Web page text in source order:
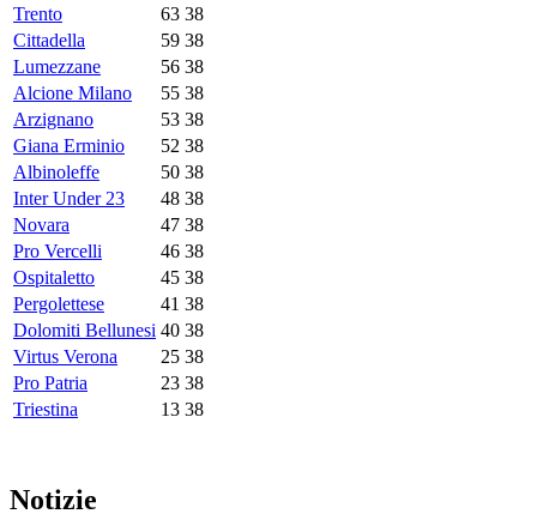
Trento
63 38
Cittadella
59 38
Lumezzane
56 38
Alcione Milano
55 38
Arzignano
53 38
Giana Erminio
52 38
Albinoleffe
50 38
Inter Under 23
48 38
Novara
47 38
Pro Vercelli
46 38
Ospitaletto
45 38
Pergolettese
41 38
Dolomiti Bellunesi 40 38
Virtus Verona
25 38
Pro Patria
23 38
Triestina
13 38
Notizie